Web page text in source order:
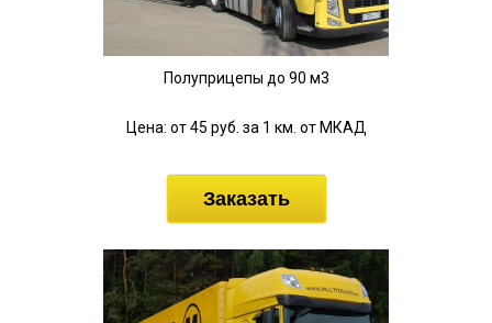
Полуприцепы до 90 м3
Цена: от 45 руб. за 1 км. от МКАД
Заказать